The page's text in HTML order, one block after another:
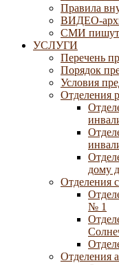
Правила
ВИДЕО-
СМИ
УСЛУГИ
Перечень
Порядок
Условия
Отделения
дому
Отделения
№ 1
Отделения